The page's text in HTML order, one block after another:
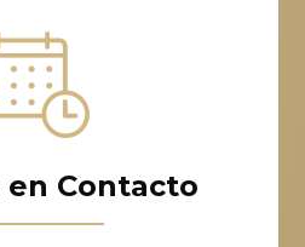
en Contacto